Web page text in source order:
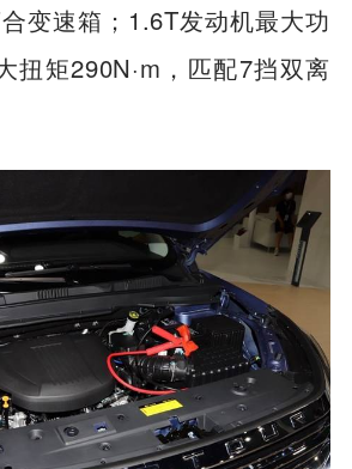
变速箱；1.6T发动机最大功
扭矩290N·m，匹配7挡双离